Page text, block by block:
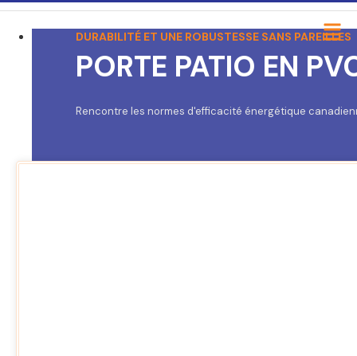
DURABILITÉ ET UNE ROBUSTESSE SANS PAREILLES
PORTE PATIO EN
Rencontre les normes d'efficacité énergétique